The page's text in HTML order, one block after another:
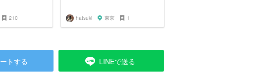
210 hatsuki 東京 1
トする LINEで送る